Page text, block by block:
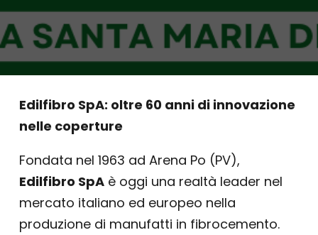
Edilfibro SpA: oltre 60 anni di innovazione
nelle coperture
Fondata nel 1963 ad Arena Po (PV),
Edilfibro SpA è oggi una realtà leader nel
mercato italiano ed europeo nella
produzione di manufatti in fibrocemento.